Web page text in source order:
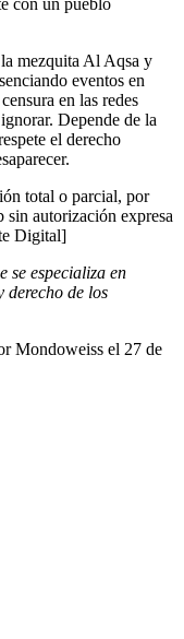
mezquita Al Aqsa y
eventos en
en las redes
Depende de la
el derecho
total o parcial, por
sin autorización expresa
Digital]
se especializa en
derecho de los
Mondoweiss el 27 de